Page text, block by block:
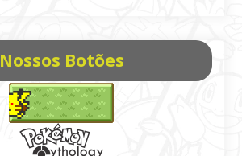
Nossos Botões